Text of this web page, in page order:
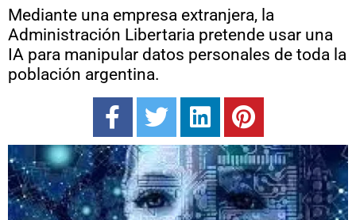
Mediante una empresa extranjera, la
Administración Libertaria pretende usar una
IA para manipular datos personales de toda la
población argentina.